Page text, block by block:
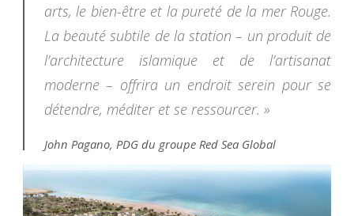
arts, le bien-être et la pureté de la mer Rouge.
La beauté subtile de la station – un produit de
l’architecture islamique et de l’artisanat
moderne – offrira un endroit serein pour se
détendre, méditer et se ressourcer. »
John Pagano, PDG du groupe Red Sea Global